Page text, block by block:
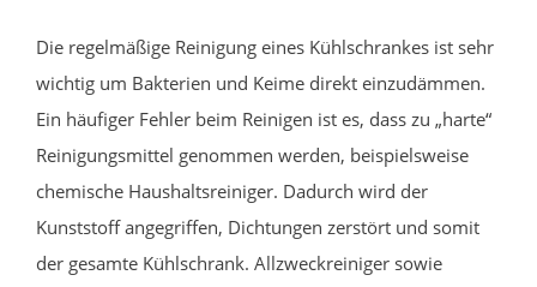
Die regelmäßige Reinigung eines Kühlschrankes ist sehr
wichtig um Bakterien und Keime direkt einzudämmen.
Ein häufiger Fehler beim Reinigen ist es, dass zu „harte“
Reinigungsmittel genommen werden, beispielsweise
chemische Haushaltsreiniger. Dadurch wird der
Kunststoff angegriffen, Dichtungen zerstört und somit
der gesamte Kühlschrank. Allzweckreiniger sowie